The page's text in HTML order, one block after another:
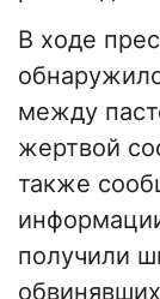
В ходе
между
жертвой
также
получили